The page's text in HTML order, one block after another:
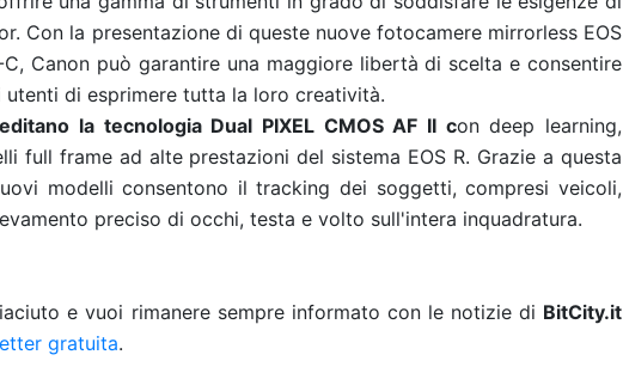
Con la presentazione di queste nuove fotocamere mirrorless EOS
Canon può garantire una maggiore libertà di scelta e consentire
di esprimere tutta la loro creatività.
la tecnologia Dual PIXEL CMOS AF II con deep learning,
full frame ad alte prestazioni del sistema EOS R. Grazie a questa
modelli consentono il tracking dei soggetti, compresi veicoli,
preciso di occhi, testa e volto sull'intera inquadratura.
e vuoi rimanere sempre informato con le notizie di BitCity.it
gratuita.